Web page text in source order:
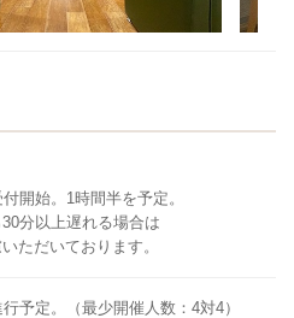
開始。1時間半を予定。
分以上遅れる場合は
ただいております。
予定。（最少開催人数：4対4）